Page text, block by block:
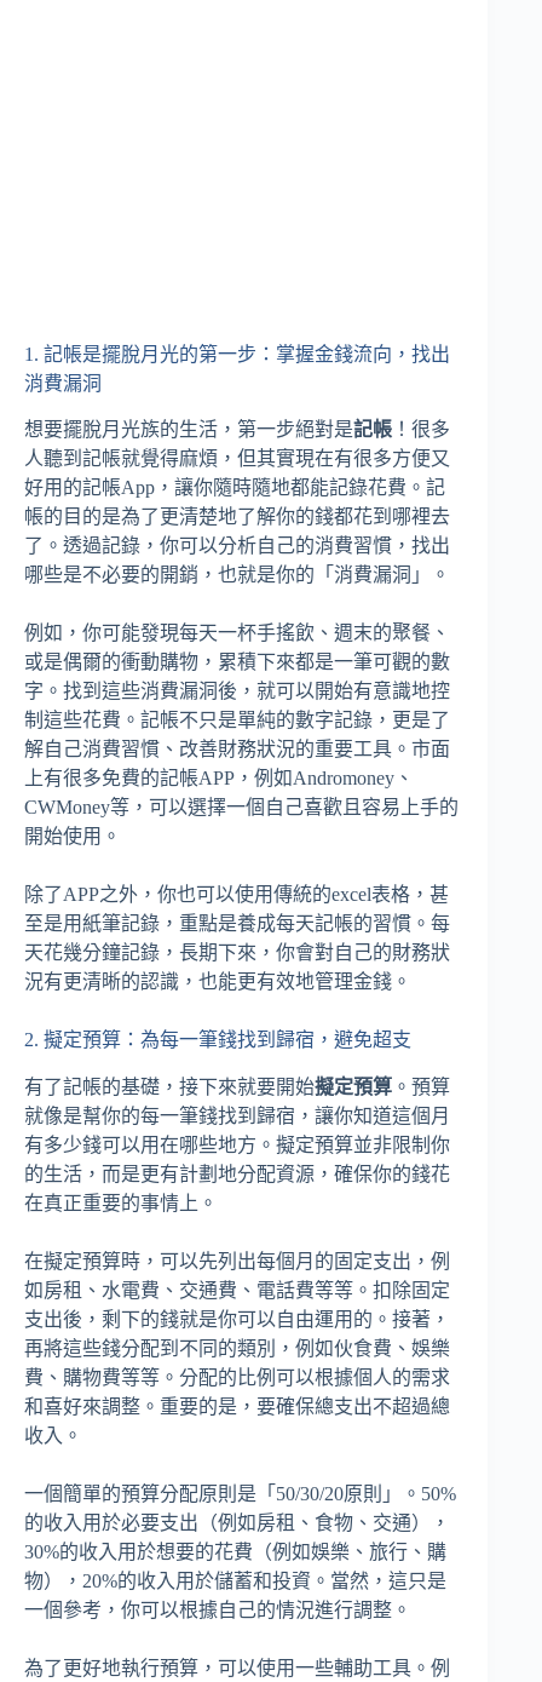
1. 記帳是擺脫月光的第一步：掌握金錢流向，找出
消費漏洞
想要擺脫月光族的生活，第一步絕對是記帳 ！很多
人聽到記帳就覺得麻煩，但其實現在有很多方便又
好用的記帳App，讓你隨時隨地都能記錄花費。記
帳的目的是為了更清楚地了解你的錢都花到哪裡去
了。透過記錄，你可以分析自己的消費習慣，找出
哪些是不必要的開銷，也就是你的「消費漏洞」。
例如，你可能發現每天一杯手搖飲、週末的聚餐、
或是偶爾的衝動購物，累積下來都是一筆可觀的數
字。找到這些消費漏洞後，就可以開始有意識地控
制這些花費。記帳不只是單純的數字記錄，更是了
解自己消費習慣、改善財務狀況的重要工具。市面
上有很多免費的記帳APP，例如Andromoney、
CWMoney等，可以選擇一個自己喜歡且容易上手的
開始使用。
除了APP之外，你也可以使用傳統的excel表格，甚
至是用紙筆記錄，重點是養成每天記帳的習慣。每
天花幾分鐘記錄，長期下來，你會對自己的財務狀
況有更清晰的認識，也能更有效地管理金錢。
2. 擬定預算：為每一筆錢找到歸宿，避免超支
有了記帳的基礎，接下來就要開始擬定預算 。預算
就像是幫你的每一筆錢找到歸宿，讓你知道這個月
有多少錢可以用在哪些地方。擬定預算並非限制你
的生活，而是更有計劃地分配資源，確保你的錢花
在真正重要的事情上。
在擬定預算時，可以先列出每個月的固定支出，例
如房租、水電費、交通費、電話費等等。扣除固定
支出後，剩下的錢就是你可以自由運用的。接著，
再將這些錢分配到不同的類別，例如伙食費、娛樂
費、購物費等等。分配的比例可以根據個人的需求
和喜好來調整。重要的是，要確保總支出不超過總
收入。
一個簡單的預算分配原則是「50/30/20原則」。50%
的收入用於必要支出（例如房租、食物、交通），
30%的收入用於想要的花費（例如娛樂、旅行、購
物），20%的收入用於儲蓄和投資。當然，這只是
一個參考，你可以根據自己的情況進行調整。
為了更好地執行預算，可以使用一些輔助工具。例